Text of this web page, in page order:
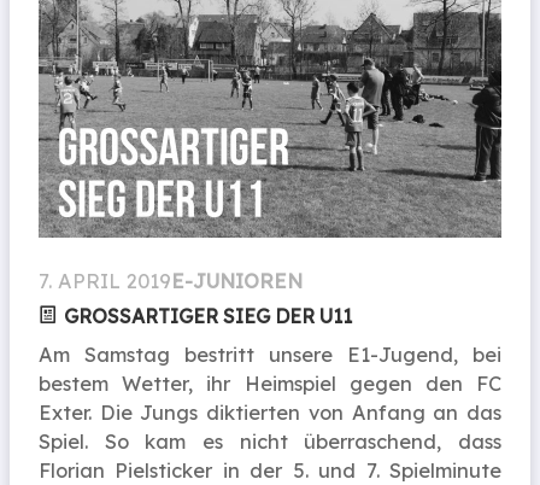
7. APRIL 2019E-JUNIOREN
GROSSARTIGER SIEG DER U11
Am Samstag bestritt unsere E1-Jugend, bei
bestem Wetter, ihr Heimspiel gegen den FC
Exter. Die Jungs diktierten von Anfang an das
Spiel. So kam es nicht überraschend, dass
Florian Pielsticker in der 5. und 7. Spielminute